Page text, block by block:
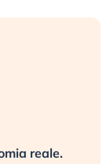
Russia e